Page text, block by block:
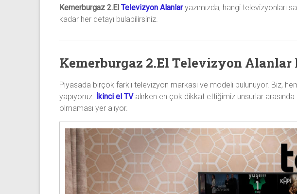
Kemerburgaz 2.El Televizyon Alanlaryazımızda, hangi televizyonları
kadar her detayı bulabilirsiniz.
Kemerburgaz 2.El Televizyon Alanlar
Piyasada birçok farklı televizyon markası ve modeli bulunuyor. Biz,
yapıyoruz. İkinci el TValırken en çok dikkat ettiğimiz unsurlar
olmaması yer alıyor.